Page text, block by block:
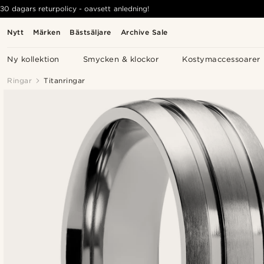
Nytt Märken Bästsäljare Archive Sale
Ny kollektion Smycken & klockor Kostymaccessoarer
30 dagars returpolicy - oavsett anledning!
Ringar Titanringar